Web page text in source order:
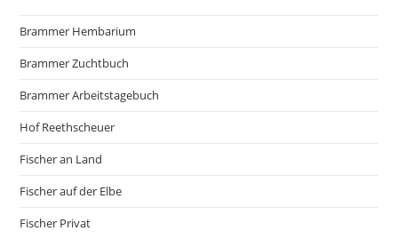
Brammer Hembarium
Brammer Zuchtbuch
Brammer Arbeitstagebuch
Hof Reethscheuer
Fischer an Land
Fischer auf der Elbe
Fischer Privat